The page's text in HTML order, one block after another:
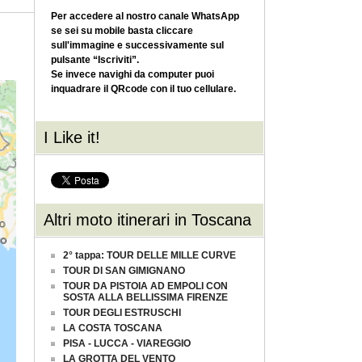
Per accedere al nostro canale WhatsApp
se sei su mobile basta cliccare
sull'immagine e successivamente sul
pulsante “Iscriviti”.
Se invece navighi da computer puoi
inquadrare il QRcode con il tuo cellulare.
I Like it!
Altri moto itinerari in Toscana
2° tappa: TOUR DELLE MILLE CURVE
TOUR DI SAN GIMIGNANO
TOUR DA PISTOIA AD EMPOLI CON
SOSTA ALLA BELLISSIMA FIRENZE
TOUR DEGLI ESTRUSCHI
LA COSTA TOSCANA
PISA - LUCCA - VIAREGGIO
LA GROTTA DEL VENTO